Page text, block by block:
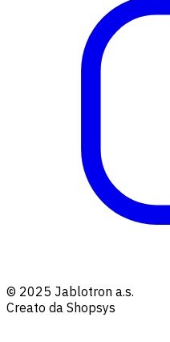
© 2025 Jablotron a.s.
Creato da Shopsys